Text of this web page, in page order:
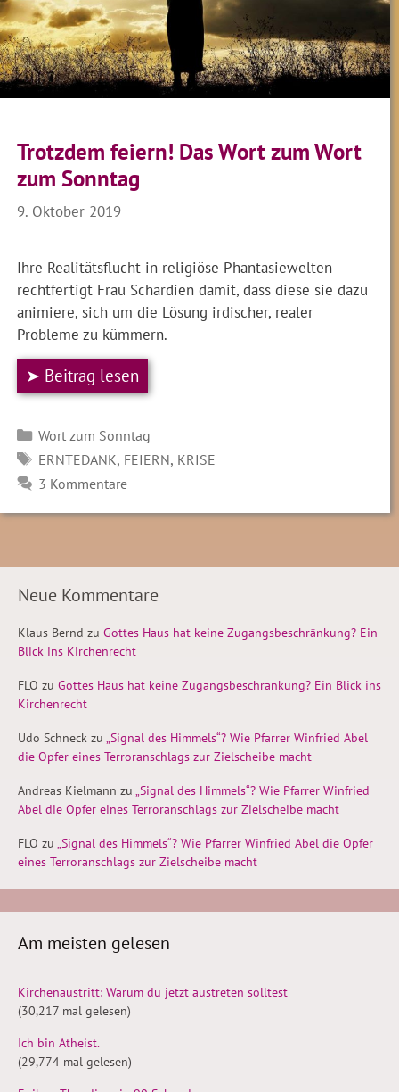
Trotzdem feiern! Das Wort zum Wort
zum Sonntag
9. Oktober 2019
Ihre Realitätsflucht in religiöse Phantasiewelten
rechtfertigt Frau Schardien damit, dass diese sie dazu
animiere, sich um die Lösung irdischer, realer
Probleme zu kümmern.
➤ Beitrag lesen
Kategorien
Wort zum Sonntag
SCHLAGWÖRTER
ERNTEDANK, FEIERN, KRISE
3 Kommentare
Neue Kommentare
Klaus Bernd zu Gottes Haus hat keine Zugangsbeschränkung? Ein
Blick ins Kirchenrecht
FLO zu Gottes Haus hat keine Zugangsbeschränkung? Ein Blick ins
Kirchenrecht
Udo Schneck zu „Signal des Himmels“? Wie Pfarrer Winfried Abel
die Opfer eines Terroranschlags zur Zielscheibe macht
Andreas Kielmann zu „Signal des Himmels“? Wie Pfarrer Winfried
Abel die Opfer eines Terroranschlags zur Zielscheibe macht
FLO zu „Signal des Himmels“? Wie Pfarrer Winfried Abel die Opfer
eines Terroranschlags zur Zielscheibe macht
Am meisten gelesen
Kirchenaustritt: Warum du jetzt austreten solltest
(30,217 mal gelesen)
Ich bin Atheist.
(29,774 mal gelesen)